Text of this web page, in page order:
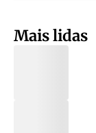
Mais lidas